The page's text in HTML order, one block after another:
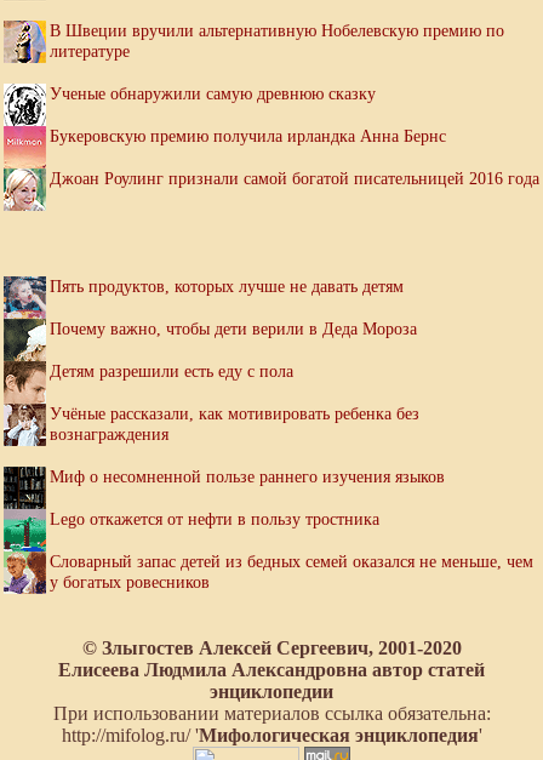
В Швеции вручили альтернативную Нобелевскую премию по
литературе
Ученые обнаружили самую древнюю сказку
Букеровскую премию получила ирландка Анна Бернс
Джоан Роулинг признали самой богатой писательницей 2016 года
Пять продуктов, которых лучше не давать детям
Почему важно, чтобы дети верили в Деда Мороза
Детям разрешили есть еду с пола
Учёные рассказали, как мотивировать ребенка без
вознаграждения
Миф о несомненной пользе раннего изучения языков
Lego откажется от нефти в пользу тростника
Словарный запас детей из бедных семей оказался не меньше, чем
у богатых ровесников
© Злыгостев Алексей Сергеевич, 2001-2020
Елисеева Людмила Александровна автор статей
энциклопедии
При использовании материалов ссылка обязательна:
http://mifolog.ru/ 'Мифологическая энциклопедия'